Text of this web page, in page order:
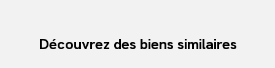
Découvrez des biens similaires